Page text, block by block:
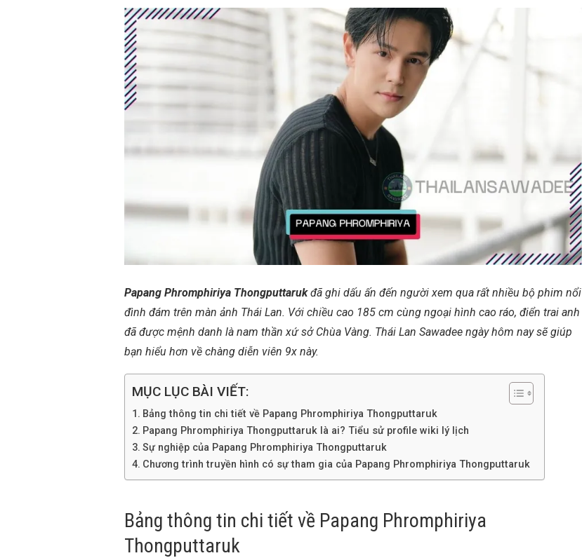
Papang Phromphiriya Thongputtarukđã ghi dấu ấn đến người xem qua rất nhiều bộ phim nổi
đình đám trên màn ảnh Thái Lan. Với chiều cao 185 cm cùng ngoại hình cao ráo, điển trai anh
đã được mệnh danh là nam thần xứ sở Chùa Vàng. Thái Lan Sawadee ngày hôm nay sẽ giúp
bạn hiểu hơn về chàng diễn viên 9x này.
MỤC LỤC BÀI VIẾT:
Bảng thông tin chi tiết về Papang Phromphiriya Thongputtaruk
Papang Phromphiriya Thongputtaruk là ai? Tiểu sử profile wiki lý lịch
Sự nghiệp của Papang Phromphiriya Thongputtaruk
Chương trình truyền hình có sự tham gia của Papang Phromphiriya Thongputtaruk
Bảng thông tin chi tiết về Papang Phromphiriya
Thongputtaruk